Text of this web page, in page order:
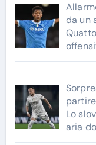
da un
Lo
aria